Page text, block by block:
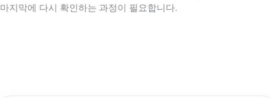
마지막에 다시 확인하는 과정이 필요합니다.